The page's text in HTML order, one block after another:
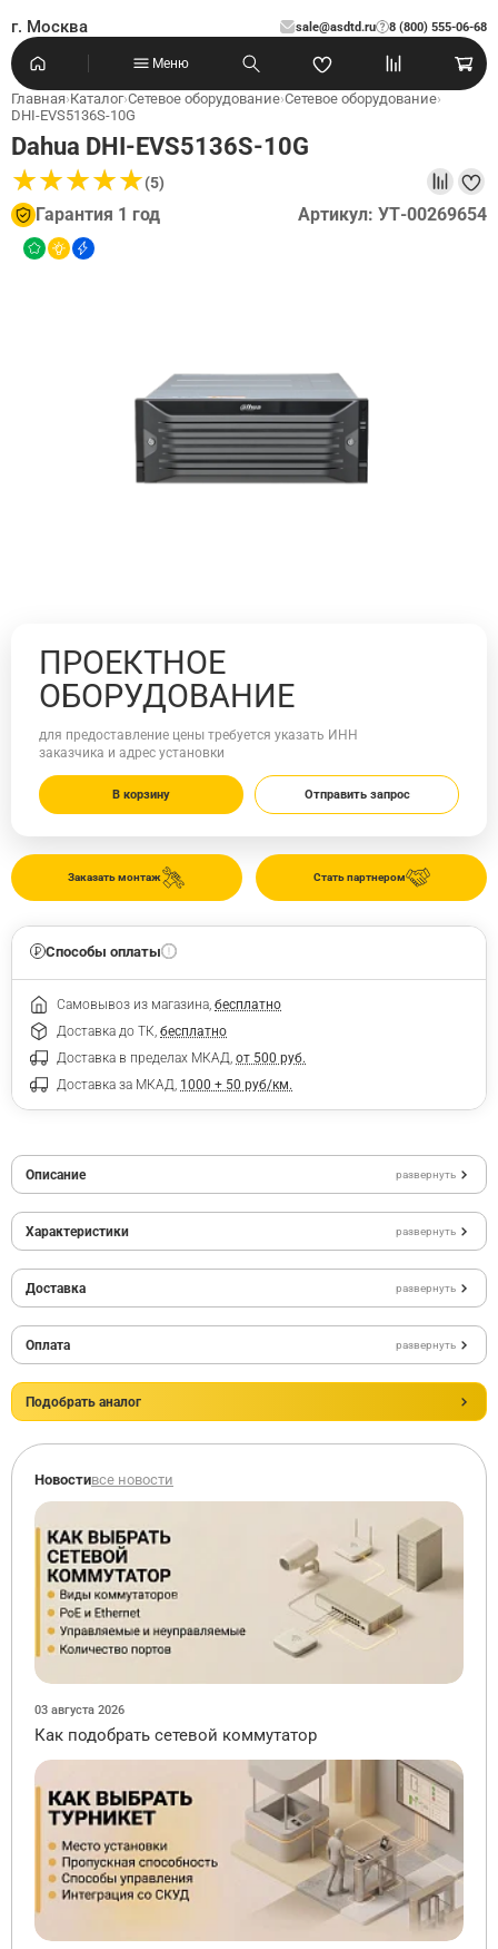
г. Москва sale@asdtd.ru 8 (800) 555-06-68
?
Меню
Главная›Каталог›Сетевое оборудование›Сетевое оборудование›
DHI-EVS5136S-10G
Dahua DHI-EVS5136S-10G
★★★★★
★★★★★(5)
Гарантия 1 год Артикул: УТ-00269654
Стать партнером
Заказать монтаж
ПРОЕКТНОЕ
ОБОРУДОВАНИЕ
для предоставление цены требуется указать ИНН
заказчика и адрес установки
В корзину Отправить запрос
Способы оплаты
Самовывоз из магазина, бесплатно
Доставка до ТК, бесплатно
Доставка в пределах МКАД, от 500 руб.
Доставка за МКАД, 1000 + 50 руб/км.
Описание развернуть
Характеристики развернуть
Доставка развернуть
Оплата развернуть
Подобрать аналог
Новостивсе новости
03 августа 2026
Как подобрать сетевой коммутатор